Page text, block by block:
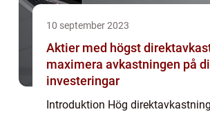
10 september 2023
Aktier med högst
maximera avkastningen på
investeringar
Introduktion Hög